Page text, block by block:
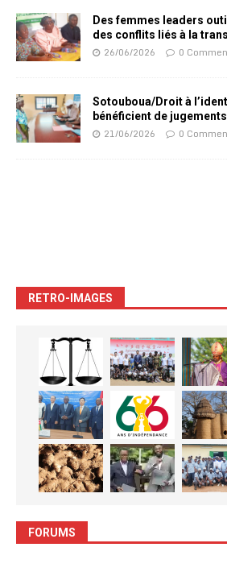
Des femmes leaders
des conflits liés à la
26/06/2026 0
Sotouboua/Droit à
bénéficient de
21/06/2026 0
RETRO-IMAGES
FORUMS